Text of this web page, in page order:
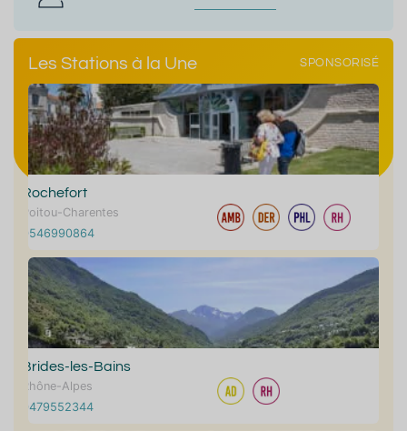
Les Stations à la Une SPONSORISÉ
Rochefort
Poitou-Charentes
0546990864
Brides-les-Bains
Rhône-Alpes
0479552344